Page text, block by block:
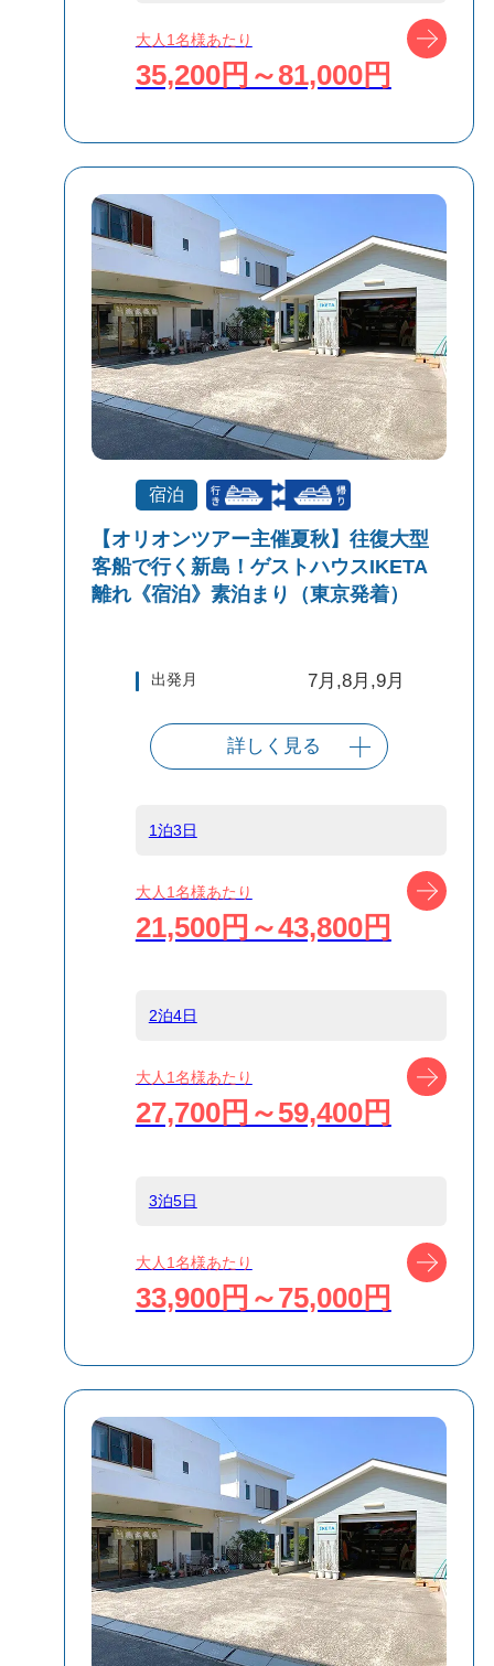
リクエスト受付
商品対象
大人1名様あたり
35,200円～81,000円
宿泊
【オリオンツアー主催夏秋】往復大型
客船で行く新島！ゲストハウスIKETA
離れ《宿泊》素泊まり（東京発着）
出発月 7月,8月,9月
出発港
東京（竹芝客船
往復大型客船
詳しく見る
1泊3日
大人1名様あたり
21,500円～43,800円
2泊4日
大人1名様あたり
27,700円～59,400円
3泊5日
大人1名様あたり
33,900円～75,000円